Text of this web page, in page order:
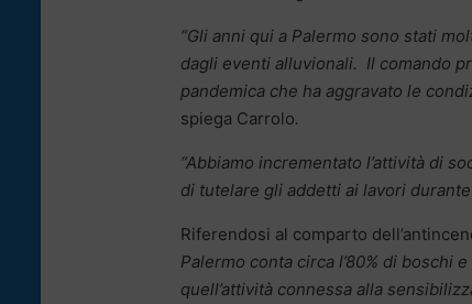
“Gli anni qui a Palermo sono stati
dagli eventi alluvionali. Il comando
pandemica che ha aggravato le
spiega Carrolo.
“Abbiamo incrementato l’attività di
di tutelare gli addetti ai lavori
Riferendosi al comparto
Palermo conta circa l’80% di boschi
quell’attività connessa alla